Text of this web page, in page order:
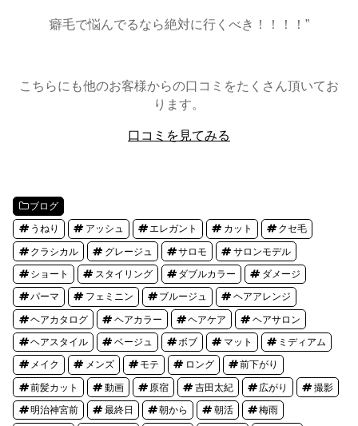
癖毛で悩んでるなら絶対に行くべき！！！！”
こちらにも他のお客様からの口コミをたくさん頂いてお
ります。
口コミを見てみる
ブログ
うねり アッシュ エレガント カット クセ毛
クラシカル グレージュ サロモ サロンモデル
ショート スタイリング ダブルカラー ダメージ
パーマ フェミニン ブルージュ ヘアアレンジ
ヘアカタログ ヘアカラー ヘアケア ヘアサロン
ヘアスタイル ベージュ ボブ マット ミディアム
メイク メンズ モテ ロング 前下がり
前髪カット 動画 原宿 吉田太紀 広がり 撮影
明治神宮前 最終日 朝から 朝活 梅雨